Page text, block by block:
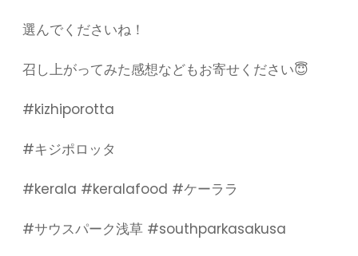
選んでくださいね！
召し上がってみた感想などもお寄せください😇
#kizhiporotta
#キジポロッタ
#kerala #keralafood #ケーララ
#サウスパーク浅草 #southparkasakusa